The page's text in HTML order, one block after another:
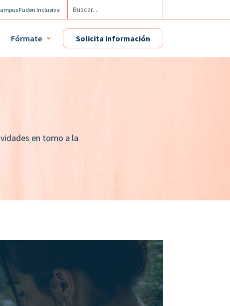
Fuden Inclusiva
Fórmate Solicita información
en torno a la